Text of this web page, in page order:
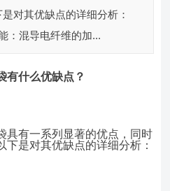
对其优缺点的详细分析：
：混导电纤维的加...
有什么优缺点 ？
具有一系列显著的优点，同时
是对其优缺点的详细分析：